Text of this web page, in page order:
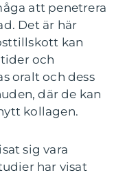
att penetrera
Det är här
kan
och
oralt och dess
där de kan
kollagen.
sig vara
har visat